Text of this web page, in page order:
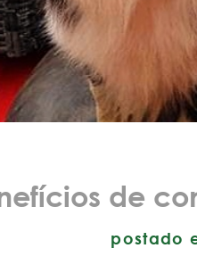
de
postado